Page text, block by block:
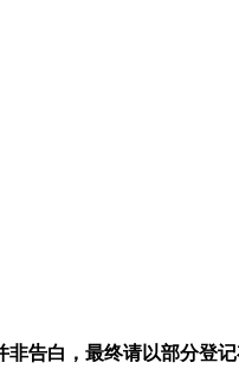
告白，最终请以部分登